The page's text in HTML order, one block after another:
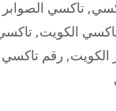
, تاكسي
الكويت,
الكويت, رقم تاكسي